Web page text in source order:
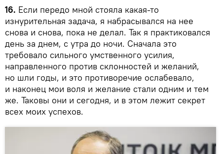
16. Если передо мной стояла какая-то
изнурительная задача, я набрасывался на нее
снова и снова, пока не делал. Так я практиковался
день за днем, с утра до ночи. Сначала это
требовало сильного умственного усилия,
направленного против склонностей и желаний,
но шли годы, и это противоречие ослабевало,
и наконец мои воля и желание стали одним и тем
же. Таковы они и сегодня, и в этом лежит секрет
всех моих успехов.